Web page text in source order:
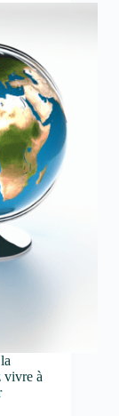
vivre à